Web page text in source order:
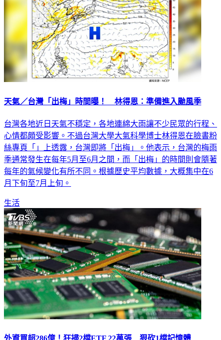
天氣／台灣「出梅」時間曝！ 林得恩：準備進入颱風季
台灣各地近日天氣不穩定，各地連綿大雨讓不少民眾的行程、
心情都頗受影響。不過台灣大學大氣科學博士林得恩在臉書粉
絲專頁「」上透露，台灣即將「出梅」。他表示，台灣的梅雨
季通常發生在每年5月至6月之間，而「出梅」的時間則會隨著
每年的氣候變化有所不同。根據歷史平均數據，大概集中在6
月下旬至7月上旬。
生活